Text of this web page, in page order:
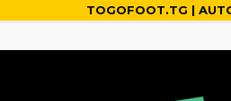
TOGOFOOT.TG |